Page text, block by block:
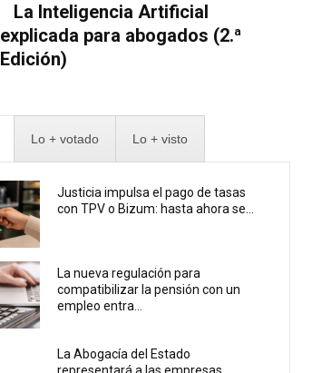
La Inteligencia Artificial
explicada para abogados (2.ª
Edición)
Lo + votado Lo + visto
Justicia impulsa el pago de tasas
con TPV o Bizum: hasta ahora se...
La nueva regulación para
compatibilizar la pensión con un
empleo entra...
La Abogacía del Estado
representará a las empresas